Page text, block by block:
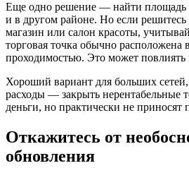
Еще одно решение — найти площадь
и в другом районе. Но если
магазин или салон красоты,
торговая точка обычно расположена
проходимостью. Это может повлиять
Хороший вариант для больших сетей,
расходы — закрыть нерентабельные
деньги, но практически не приносят
Откажитесь от
обновления